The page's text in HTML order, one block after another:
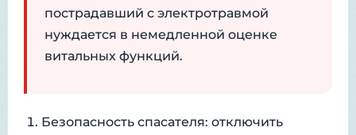
пострадавший с электротравмой
нуждается в немедленной оценке
витальных функций.
Безопасность спасателя: отключить